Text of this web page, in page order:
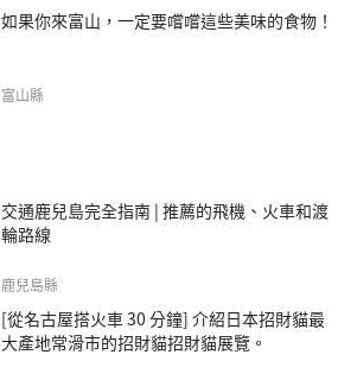
如果你來富山，一定要嚐嚐這些美味的食物！
富山縣
交通鹿兒島完全指南 | 推薦的飛機、火車和渡
輪路線
鹿兒島縣
[從名古屋搭火車 30 分鐘] 介紹日本招財貓最
大產地常滑市的招財貓招財貓展覽。